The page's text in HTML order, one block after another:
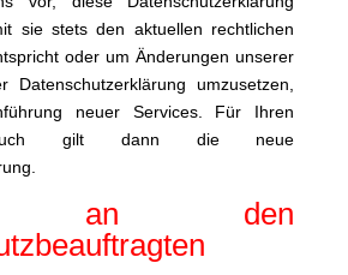
sie stets den aktuellen rechtlichen
oder um Änderungen unserer
Datenschutzerklärung umzusetzen,
neuer Services. Für Ihren
gilt dann die neue
an den